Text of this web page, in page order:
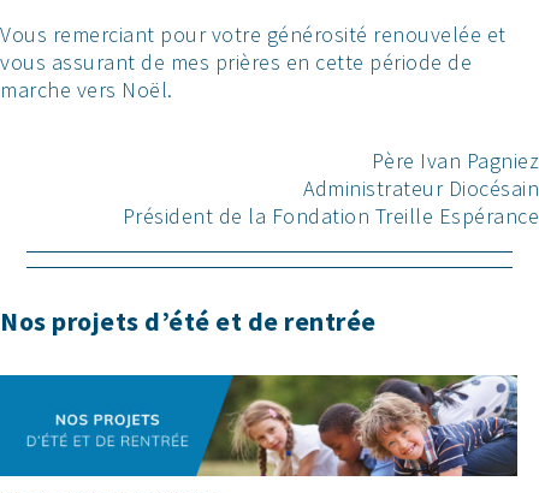
Vous remerciant pour votre générosité renouvelée et
vous assurant de mes prières en cette période de
marche vers Noël.
Père Ivan Pagniez
Administrateur Diocésain
Président de la Fondation Treille Espérance
Nos projets d’été et de rentrée